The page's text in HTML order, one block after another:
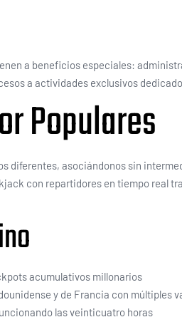
a beneficios especiales:
a actividades exclusivos
Populares
diferentes, asociándonos sin
con repartidores en tiempo real
acumulativos millonarios
y de Francia con múltiples
las veinticuatro horas